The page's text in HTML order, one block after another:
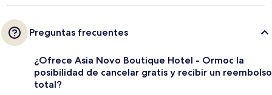
Preguntas frecuentes
¿Ofrece Asia Novo Boutique Hotel - Ormoc la
posibilidad de cancelar gratis y recibir un reembolso
total?